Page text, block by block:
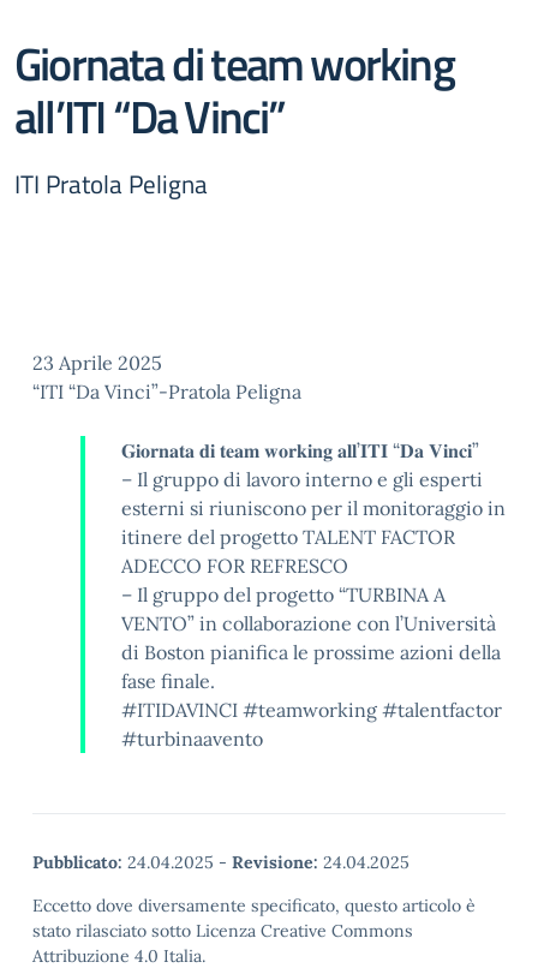
Giornata di team working
all’ITI “Da Vinci”
ITI Pratola Peligna
23 Aprile 2025
“ITI “Da Vinci”-Pratola Peligna
𝐆𝐢𝐨𝐫𝐧𝐚𝐭𝐚 𝐝𝐢 𝐭𝐞𝐚𝐦 𝐰𝐨𝐫𝐤𝐢𝐧𝐠 𝐚𝐥𝐥’𝐈𝐓𝐈 “𝐃𝐚 𝐕𝐢𝐧𝐜𝐢”
– Il gruppo di lavoro interno e gli esperti
esterni si riuniscono per il monitoraggio in
itinere del progetto TALENT FACTOR
ADECCO FOR REFRESCO
– Il gruppo del progetto “TURBINA A
VENTO” in collaborazione con l’Università
di Boston pianifica le prossime azioni della
fase finale.
#ITIDAVINCI #teamworking #talentfactor
#turbinaavento
Pubblicato: 24.04.2025 - Revisione: 24.04.2025
Eccetto dove diversamente specificato, questo articolo è
stato rilasciato sotto Licenza Creative Commons
Attribuzione 4.0 Italia.